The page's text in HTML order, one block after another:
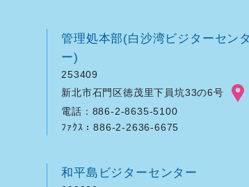
管理処本部(白沙湾ビジターセンタ
ー)
253409
新北市石門区徳茂里下員坑33の6号
電話：886-2-8635-5100
ﾌｧｸｽ：886-2-2636-6675
和平島ビジターセンター